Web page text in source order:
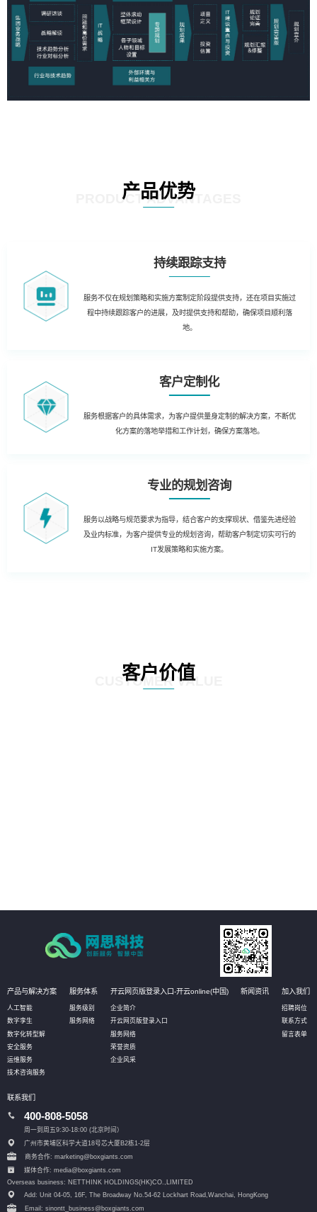
产品优势
PRODUCT ADVANTAGES
持续跟踪支持
服务不仅在规划策略和实施方案制定阶段提供支持，还在项目实施过
程中持续跟踪客户的进展，及时提供支持和帮助，确保项目顺利落
地。
客户定制化
服务根据客户的具体需求，为客户提供量身定制的解决方案，不断优
化方案的落地举措和工作计划，确保方案落地。
专业的规划咨询
服务以战略与规范要求为指导，结合客户的支撑现状、借鉴先进经验
及业内标准，为客户提供专业的规划咨询，帮助客户制定切实可行的
IT发展策略和实施方案。
客户价值
CUSTOMER VALUE
产品与解决方案
人工智能
数字孪生
数字化转型解
安全服务
运维服务
技术咨询服务
服务体系
服务级别
服务网络
开云网页版登录入口-开云online(中国)
企业简介
开云网页版登录入口
服务网络
荣誉资质
企业风采
新闻资讯 加入我们
招聘岗位
联系方式
留言表单
联系我们
400-808-5058
周一到周五9:30-18:00 (北京时间）
广州市黄埔区科学大道18号芯大厦B2栋1-2层
商务合作: marketing@boxgiants.com
媒体合作: media@boxgiants.com
Overseas business: NETTHINK HOLDINGS(HK)CO.,LIMITED
Add: Unit 04-05, 16F, The Broadway No.54-62 Lockhart Road, Wanchai, HongKong
Email: sinontt_business@boxgiants.com